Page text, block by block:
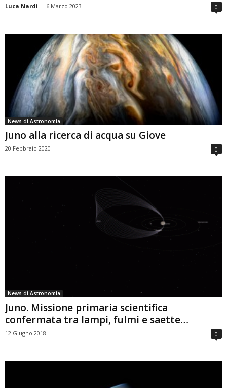
Luca Nardi - 6 Marzo 2023 0
News di Astronomia
Juno alla ricerca di acqua su Giove
20 Febbraio 2020 0
News di Astronomia
Juno. Missione primaria scientifica
confermata tra lampi, fulmi e saette…
12 Giugno 2018 0